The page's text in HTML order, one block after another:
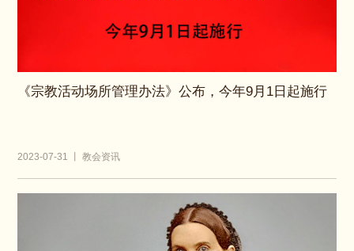
《宗教活动场所管理办法》公布，今年9月1日起施行
2023-07-31 丨 教会资讯